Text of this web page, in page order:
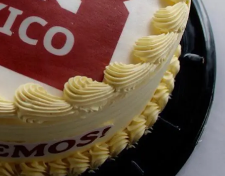
con el sello